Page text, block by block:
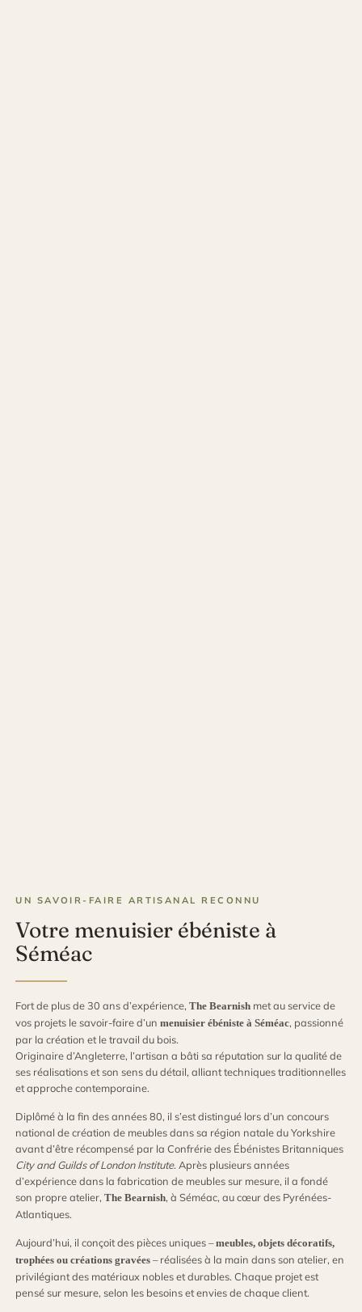
UN SAVOIR-FAIRE ARTISANAL RECONNU
Votre menuisier ébéniste à
Séméac
Fort de plus de 30 ans d’expérience,The Bearnish met au service de
vos projets le savoir-faire d’unmenuisier ébéniste à Séméac, passionné
par la création et le travail du bois.
Originaire d’Angleterre, l’artisan a bâti sa réputation sur la qualité de
ses réalisations et son sens du détail, alliant techniques traditionnelles
et approche contemporaine.
Diplômé à la fin des années 80, il s’est distingué lors d’un concours
national de création de meubles dans sa région natale du Yorkshire
avant d’être récompensé par la Confrérie des Ébénistes Britanniques
City and Guilds of London Institute. Après plusieurs années
d’expérience dans la fabrication de meubles sur mesure, il a fondé
son propre atelier,The Bearnish, à Séméac, au cœur des Pyrénées-
Atlantiques.
Aujourd’hui, il conçoit des pièces uniques –meubles, objets décoratifs,
trophées ou créations gravées – réalisées à la main dans son atelier, en
privilégiant des matériaux nobles et durables. Chaque projet est
pensé sur mesure, selon les besoins et envies de chaque client.